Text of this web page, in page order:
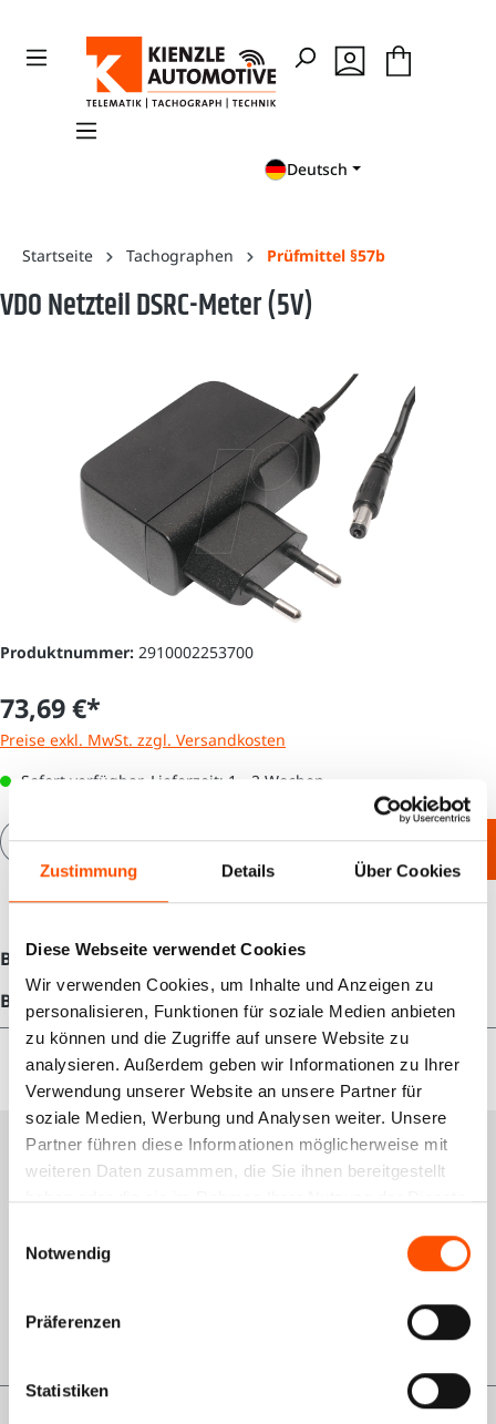
Zustimmung Details Über Cookies
Diese Webseite verwendet Cookies
Wir verwenden Cookies, um Inhalte und Anzeigen zu
personalisieren, Funktionen für soziale Medien anbieten
zu können und die Zugriffe auf unsere Website zu
analysieren. Außerdem geben wir Informationen zu Ihrer
Verwendung unserer Website an unsere Partner für
soziale Medien, Werbung und Analysen weiter. Unsere
Partner führen diese Informationen möglicherweise mit
weiteren Daten zusammen, die Sie ihnen bereitgestellt
haben oder die sie im Rahmen Ihrer Nutzung der Dienste
Notwendig
Präferenzen
Statistiken
Deutsch
Startseite Tachographen Prüfmittel §57b
VDO Netzteil DSRC-Meter (5V)
Bildergalerie überspringen
Produktnummer: 2910002253700
73,69 €*
Preise exkl. MwSt. zzgl. Versandkosten
Sofort verfügbar, Lieferzeit: 1 - 2 Wochen
Produkt Anzahl: Gib den gewünschten
Beschreibung
Bewertungen
Services
Schulungsportal
Qualitätsmanagement
GWL-Antrag VDO